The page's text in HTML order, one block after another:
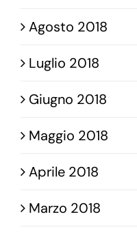
Agosto 2018
Luglio 2018
Giugno 2018
Maggio 2018
Aprile 2018
Marzo 2018